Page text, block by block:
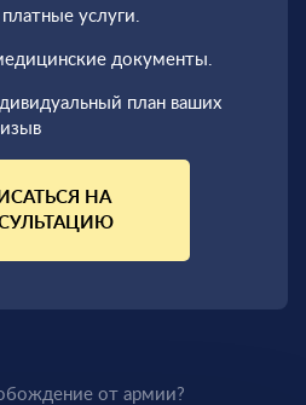
услуги.
документы.
план ваших
НА
от армии?